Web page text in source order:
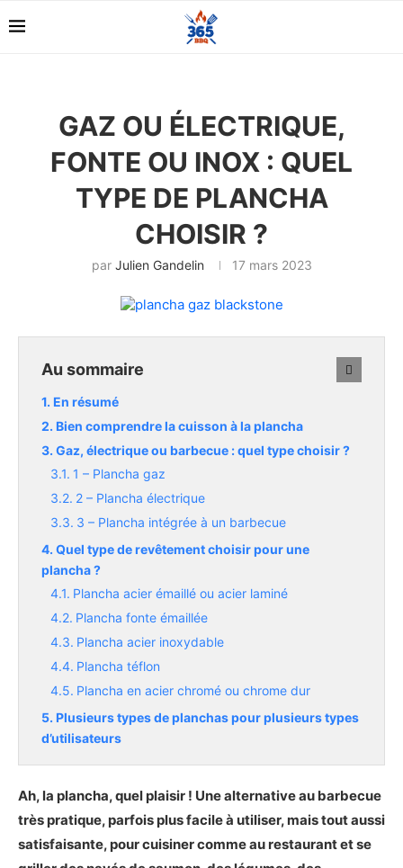
GAZ OU ÉLECTRIQUE,
FONTE OU INOX : QUEL
TYPE DE PLANCHA
CHOISIR ?
par Julien Gandelin 17 mars 2023
Au sommaire
En résumé
Bien comprendre la cuisson à la plancha
Gaz, électrique ou barbecue : quel type choisir ?
1 – Plancha gaz
2 – Plancha électrique
3 – Plancha intégrée à un barbecue
Quel type de revêtement choisir pour une
plancha ?
Plancha acier émaillé ou acier laminé
Plancha fonte émaillée
Plancha acier inoxydable
Plancha téflon
Plancha en acier chromé ou chrome dur
Plusieurs types de planchas pour plusieurs types
d’utilisateurs
Ah, la plancha, quel plaisir ! Une alternative au barbecue
très pratique, parfois plus facile à utiliser, mais tout aussi
satisfaisante, pour cuisiner comme au restaurant et se